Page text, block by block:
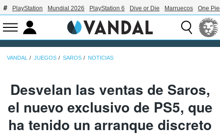
PlayStation Mundial 2026 PlayStation 6 Dive or Die Marruecos One
VANDAL JUEGOS SAROS NOTICIAS
Desvelan las ventas de Saros,
el nuevo exclusivo de PS5, que
ha tenido un arranque discreto